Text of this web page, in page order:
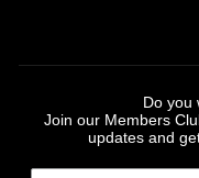
Do you
Join our Members
updates and